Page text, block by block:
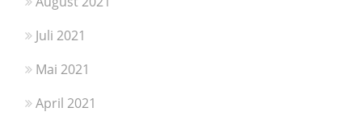
Juli 2021
Mai 2021
April 2021